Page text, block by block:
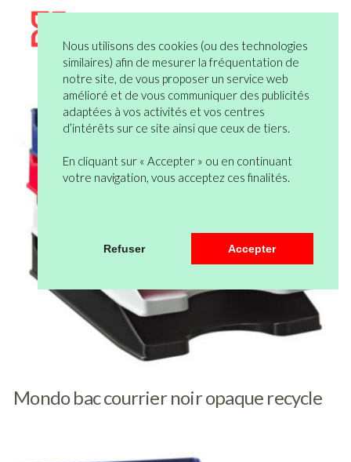
Nous utilisons des cookies (ou des technologies
similaires) afin de mesurer la fréquentation de
notre site, de vous proposer un service web
amélioré et de vous communiquer des publicités
adaptées à vos activités et vos centres
d’intérêts sur ce site ainsi que ceux de tiers.
En cliquant sur « Accepter » ou en continuant
votre navigation, vous acceptez ces finalités.
Refuser Accepter
Mondo bac courrier noir opaque recycle